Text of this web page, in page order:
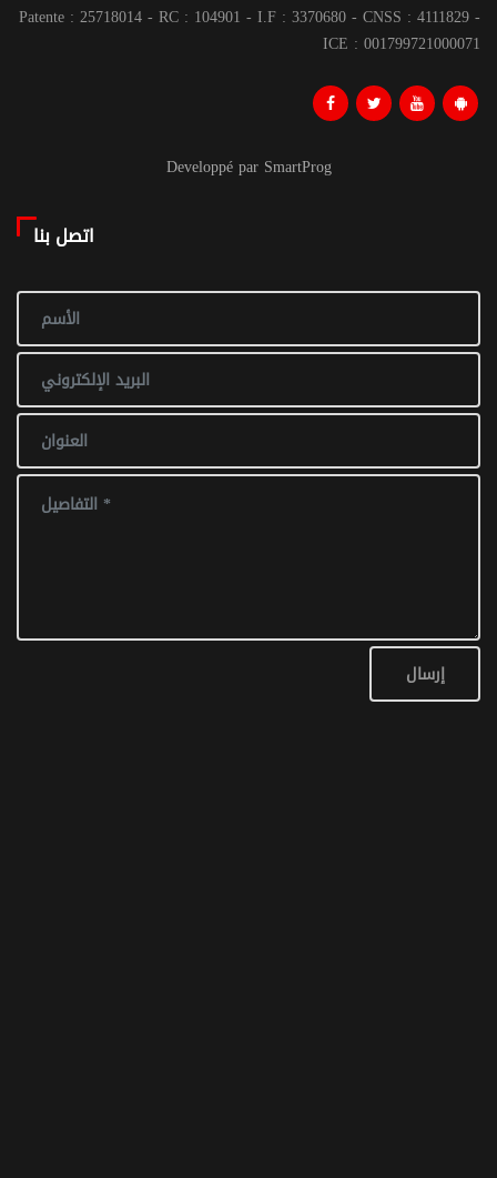
Patente : 25718014 - RC : 104901 - I.F : 3370680 - CNSS : 4111829 -
ICE : 001799721000071
Developpé par SmartProg
اتصل بنا